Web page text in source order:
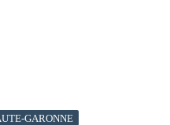
GARONNE